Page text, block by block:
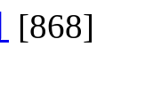
[868]